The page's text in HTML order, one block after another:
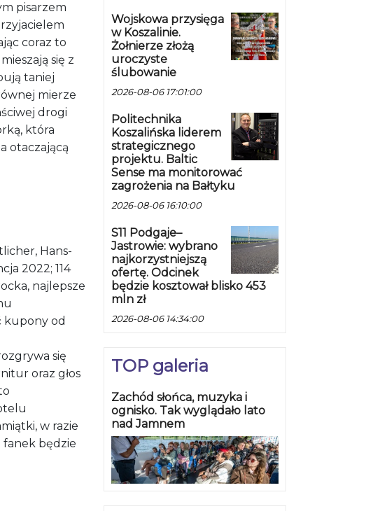
pisarzem
coraz to
się z
taniej
mierze
drogi
która
otaczającą
Hans-
2022; 114
najlepsze
kupony od
się
oraz głos
w razie
fanek będzie
Wojskowa przysięga
w Koszalinie.
Żołnierze złożą
uroczyste
ślubowanie
2026-08-06 17:01:00
Politechnika
Koszalińska liderem
strategicznego
projektu. Baltic
Sense ma monitorować
zagrożenia na Bałtyku
2026-08-06 16:10:00
S11 Podgaje–
Jastrowie: wybrano
najkorzystniejszą
ofertę. Odcinek
będzie kosztował blisko 453
mln zł
2026-08-06 14:34:00
TOP galeria
Zachód słońca, muzyka i
ognisko. Tak wyglądało lato
nad Jamnem